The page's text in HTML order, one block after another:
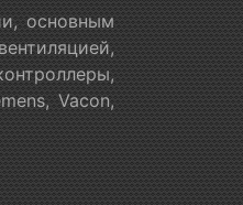
основным
Vacon,